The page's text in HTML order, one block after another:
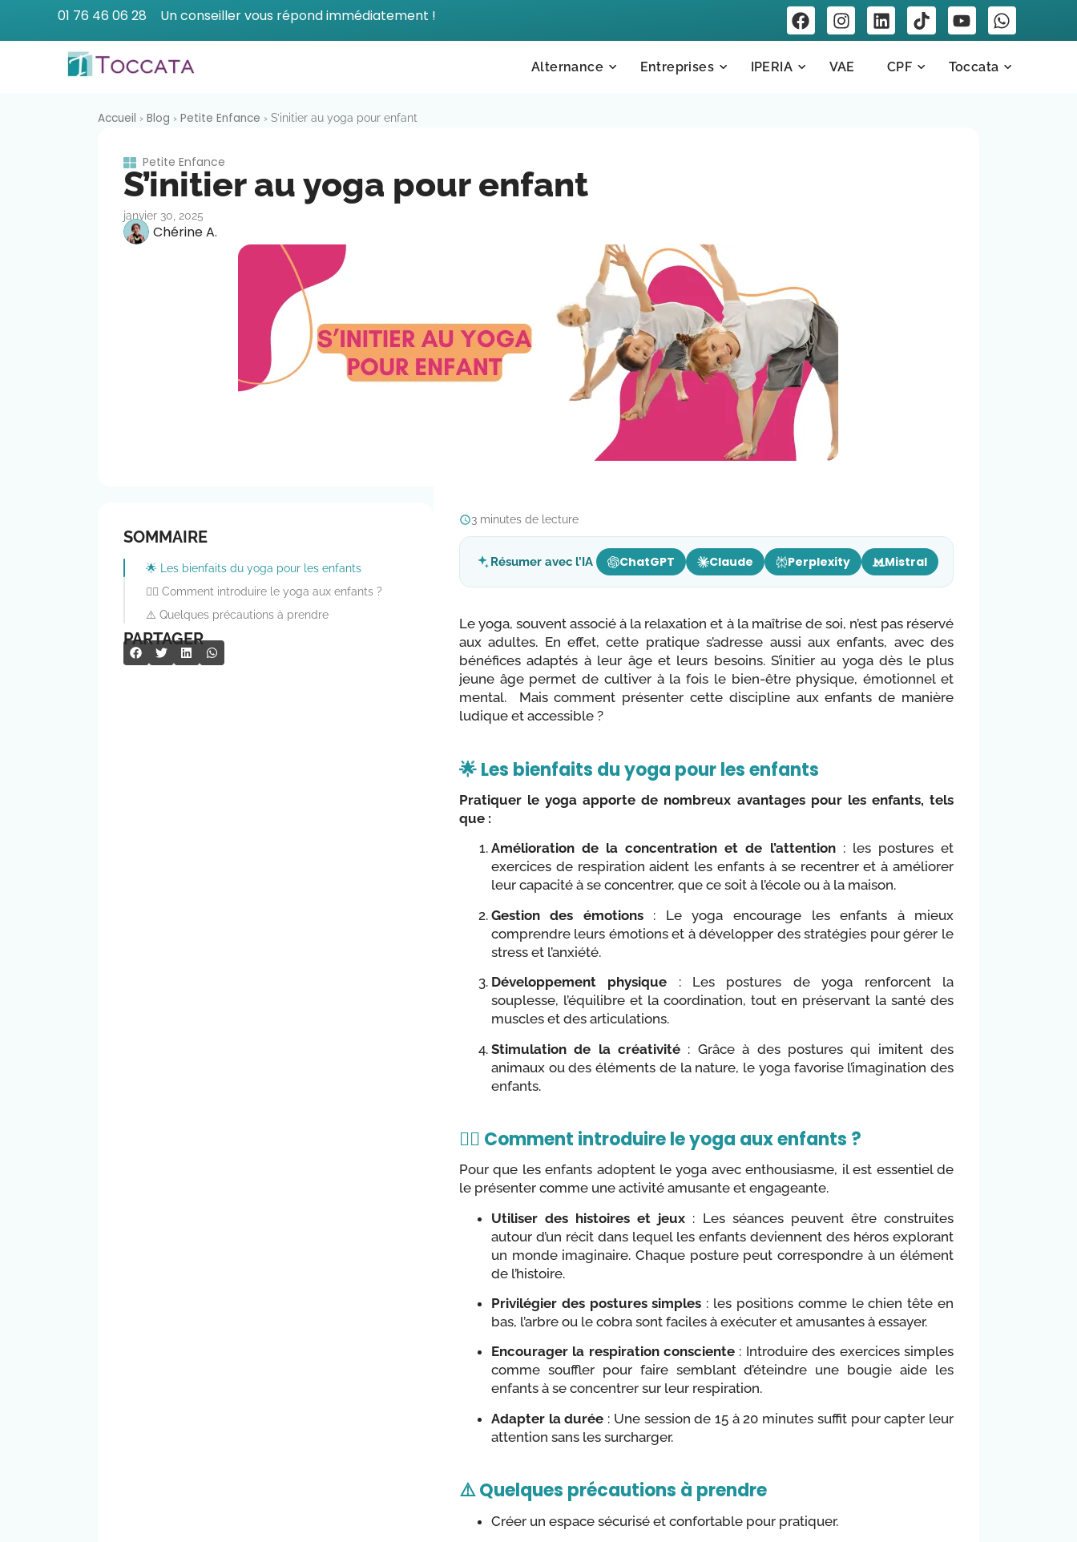
01 76 46 06 28 Un conseiller vous répond immédiatement !
Alternance Entreprises IPERIA VAE CPF Toccata
Accueil › Blog › Petite Enfance › S’initier au yoga pour enfant
Petite Enfance
S’initier au yoga pour enfant
janvier 30, 2025
Chérine A.
SOMMAIRE
🌟 Les bienfaits du yoga pour les enfants
🏋️‍♂️ Comment introduire le yoga aux enfants ?
⚠️ Quelques précautions à prendre
PARTAGER
3 minutes de lecture
Résumer avec l’IA ChatGPT Claude Perplexity Mistral
Le yoga, souvent associé à la relaxation et à la maîtrise de soi, n’est pas réservé
aux adultes. En effet, cette pratique s’adresse aussi aux enfants, avec des
bénéfices adaptés à leur âge et leurs besoins. S’initier au yoga dès le plus
jeune âge permet de cultiver à la fois le bien-être physique, émotionnel et
mental. Mais comment présenter cette discipline aux enfants de manière
ludique et accessible ?
🌟 Les bienfaits du yoga pour les enfants
Pratiquer le yoga apporte de nombreux avantages pour les enfants, tels
que :
Amélioration de la concentration et de l’attention: les postures et
exercices de respiration aident les enfants à se recentrer et à améliorer
leur capacité à se concentrer, que ce soit à l’école ou à la maison.
Gestion des émotions: Le yoga encourage les enfants à mieux
comprendre leurs émotions et à développer des stratégies pour gérer le
stress et l’anxiété.
Développement physique : Les postures de yoga renforcent la
souplesse, l’équilibre et la coordination, tout en préservant la santé des
muscles et des articulations.
Stimulation de la créativité : Grâce à des postures qui imitent des
animaux ou des éléments de la nature, le yoga favorise l’imagination des
enfants.
🏋️‍♂️ Comment introduire le yoga aux enfants ?
Pour que les enfants adoptent le yoga avec enthousiasme, il est essentiel de
le présenter comme une activité amusante et engageante.
Utiliser des histoires et jeux : Les séances peuvent être construites
autour d’un récit dans lequel les enfants deviennent des héros explorant
un monde imaginaire. Chaque posture peut correspondre à un élément
de l’histoire.
Privilégier des postures simples : les positions comme le chien tête en
bas, l’arbre ou le cobra sont faciles à exécuter et amusantes à essayer.
Encourager la respiration consciente : Introduire des exercices simples
comme souffler pour faire semblant d’éteindre une bougie aide les
enfants à se concentrer sur leur respiration.
Adapter la durée : Une session de 15 à 20 minutes suffit pour capter leur
attention sans les surcharger.
⚠️ Quelques précautions à prendre
Créer un espace sécurisé et confortable pour pratiquer.